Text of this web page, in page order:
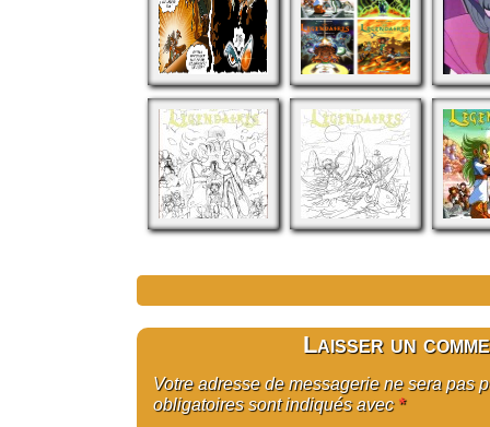
Laisser un
Votre adresse de messagerie ne sera pas
obligatoires sont indiqués avec *